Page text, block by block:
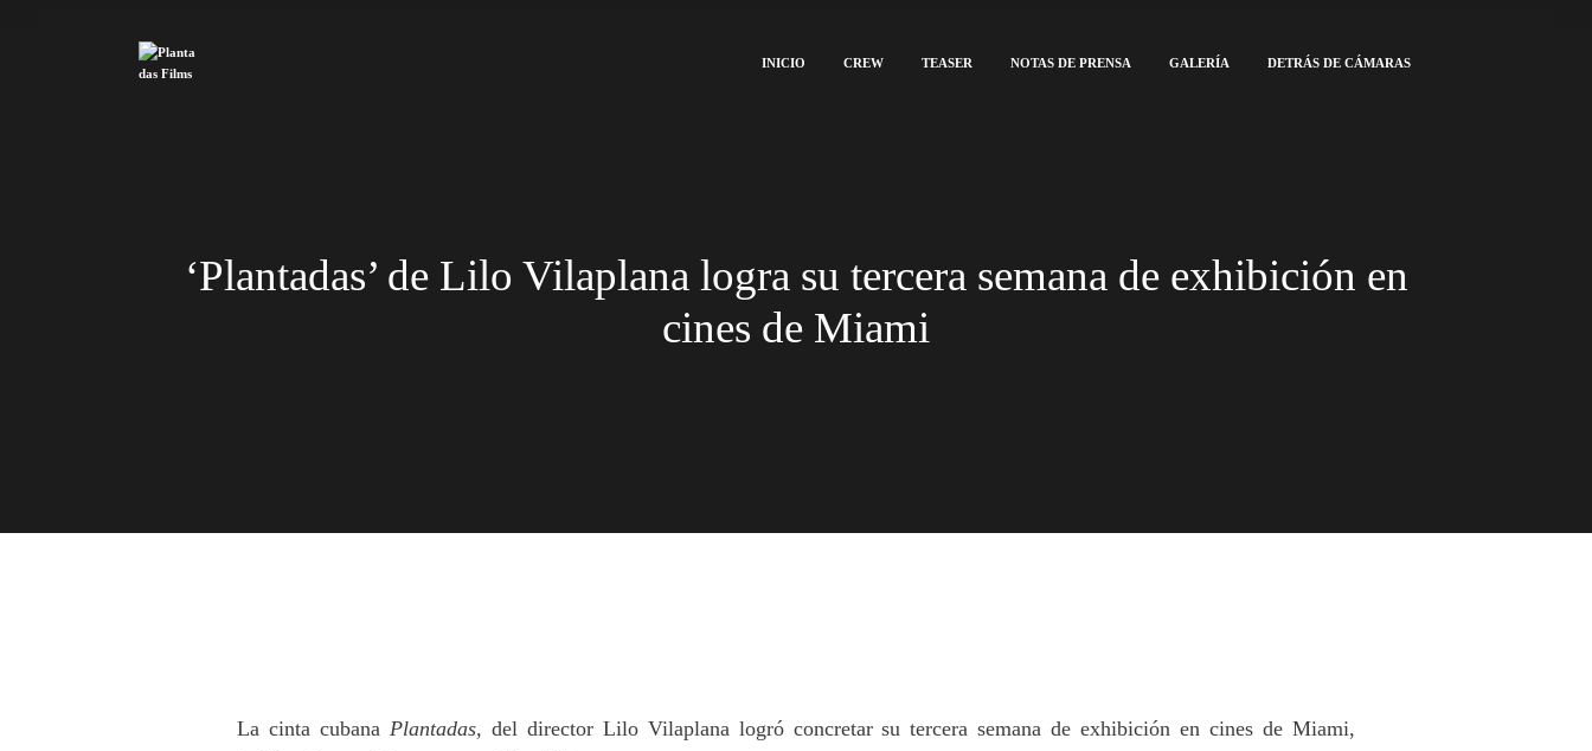
INICIO CREW TEASER NOTAS DE PRENSA GALERÍA DETRÁS DE CÁMARAS
‘Plantadas’ de Lilo Vilaplana logra su tercera semana de exhibición en
cines de Miami
La cinta cubana Plantadas, del director Lilo Vilaplana logró concretar su tercera semana de exhibición en cines de Miami,